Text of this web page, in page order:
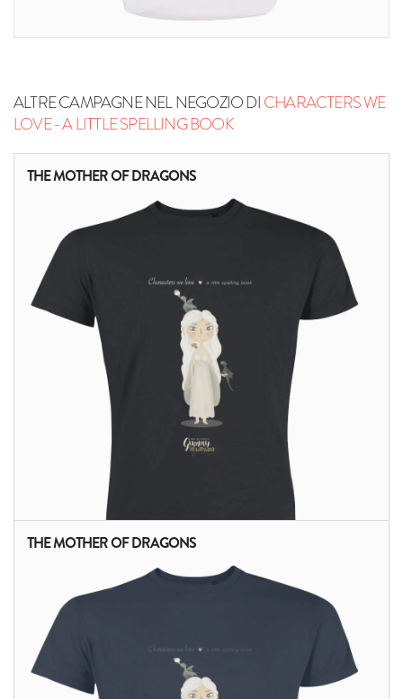
ALTRE CAMPAGNE NEL NEGOZIO DICHARACTERS WE
LOVE - A LITTLE SPELLING BOOK
THE MOTHER OF DRAGONS
ALTRI PRODOTTI:
THE MOTHER OF DRAGONS